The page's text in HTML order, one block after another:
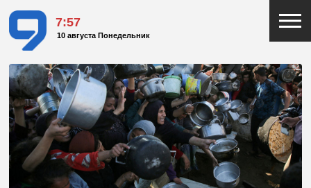
7:57
10 августа Понедельник